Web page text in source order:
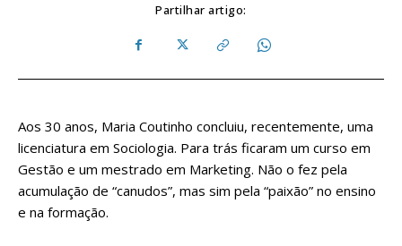
Partilhar artigo:
Aos 30 anos, Maria Coutinho concluiu, recentemente, uma
licenciatura em Sociologia. Para trás ficaram um curso em
Gestão e um mestrado em Marketing. Não o fez pela
acumulação de “canudos”, mas sim pela “paixão” no ensino
e na formação.